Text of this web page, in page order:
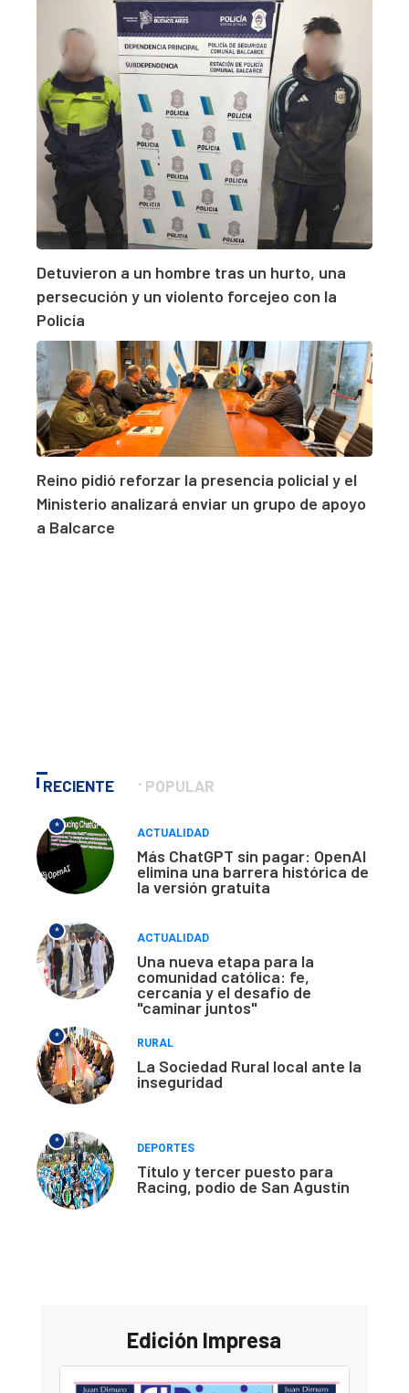
Detuvieron a un hombre tras un hurto, una
persecución y un violento forcejeo con la
Policía
Reino pidió reforzar la presencia policial y el
Ministerio analizará enviar un grupo de apoyo
a Balcarce
RECIENTE POPULAR
*
ACTUALIDAD
Más ChatGPT sin pagar: OpenAI
elimina una barrera histórica de
la versión gratuita
*
ACTUALIDAD
Una nueva etapa para la
comunidad católica: fe,
cercanía y el desafío de
"caminar juntos"
*
RURAL
La Sociedad Rural local ante la
inseguridad
*
DEPORTES
Título y tercer puesto para
Racing, podio de San Agustín
Edición Impresa